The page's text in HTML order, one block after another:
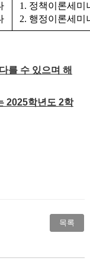
1. 정책이론세미
2. 행정이론세미
를 수 있으며 해
2025학년도 2학
목록